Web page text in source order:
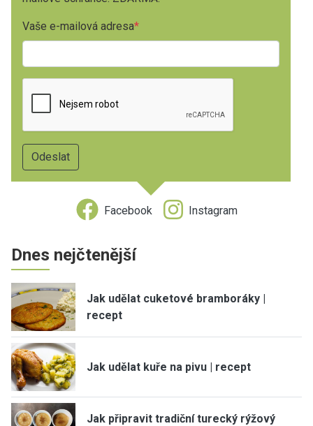
Vaše e-mailová adresa
Facebook Instagram
Dnes nejčtenější
Jak udělat cuketové bramboráky |
recept
Jak udělat kuře na pivu | recept
Jak připravit tradiční turecký rýžový